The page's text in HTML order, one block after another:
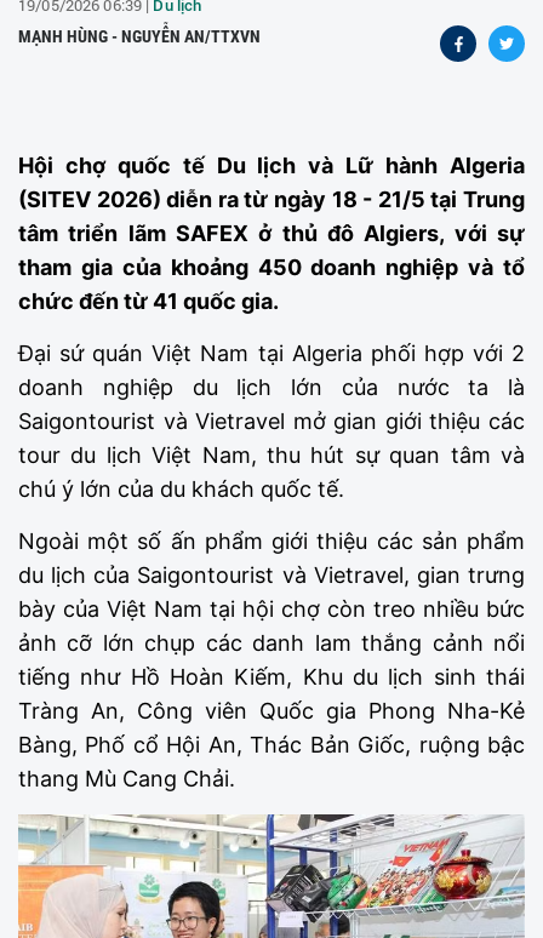
19/05/2026 06:39 | Du lịch
MẠNH HÙNG - NGUYỄN AN/TTXVN
Hội chợ quốc tế Du lịch và Lữ hành Algeria
(SITEV 2026) diễn ra từ ngày 18 - 21/5 tại Trung
tâm triển lãm SAFEX ở thủ đô Algiers, với sự
tham gia của khoảng 450 doanh nghiệp và tổ
chức đến từ 41 quốc gia.
Đại sứ quán Việt Nam tại Algeria phối hợp với 2
doanh nghiệp du lịch lớn của nước ta là
Saigontourist và Vietravel mở gian giới thiệu các
tour du lịch Việt Nam, thu hút sự quan tâm và
chú ý lớn của du khách quốc tế.
Ngoài một số ấn phẩm giới thiệu các sản phẩm
du lịch của Saigontourist và Vietravel, gian trưng
bày của Việt Nam tại hội chợ còn treo nhiều bức
ảnh cỡ lớn chụp các danh lam thắng cảnh nổi
tiếng như Hồ Hoàn Kiếm, Khu du lịch sinh thái
Tràng An, Công viên Quốc gia Phong Nha-Kẻ
Bàng, Phố cổ Hội An, Thác Bản Giốc, ruộng bậc
thang Mù Cang Chải.